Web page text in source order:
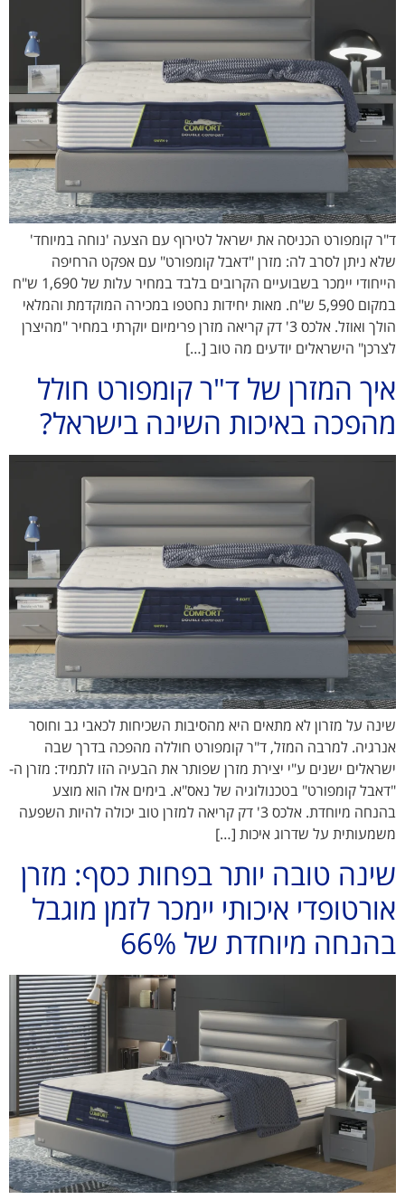
ד"ר קומפורט הכניסה את ישראל לטירוף עם הצעה 'נוחה במיוחד'
שלא ניתן לסרב לה: מזרן "דאבל קומפורט" עם אפקט הרחיפה
הייחודי יימכר בשבועיים הקרובים בלבד במחיר עלות של 1,690 ש"ח
במקום 5,990 ש"ח. מאות יחידות נחטפו במכירה המוקדמת והמלאי
הולך ואוזל. אלכס 3' דק קריאה מזרן פרימיום יוקרתי במחיר "מהיצרן
לצרכן" הישראלים יודעים מה טוב […]
איך המזרן של ד"ר קומפורט חולל
מהפכה באיכות השינה בישראל?
שינה על מזרון לא מתאים היא מהסיבות השכיחות לכאבי גב וחוסר
אנרגיה. למרבה המזל, ד"ר קומפורט חוללה מהפכה בדרך שבה
ישראלים ישנים ע"י יצירת מזרן שפותר את הבעיה הזו לתמיד: מזרן ה-
"דאבל קומפורט" בטכנולוגיה של נאס"א. בימים אלו הוא מוצע
בהנחה מיוחדת. אלכס 3' דק קריאה למזרן טוב יכולה להיות השפעה
משמעותית על שדרוג איכות […]
שינה טובה יותר בפחות כסף: מזרן
אורטופדי איכותי יימכר לזמן מוגבל
בהנחה מיוחדת של 66%